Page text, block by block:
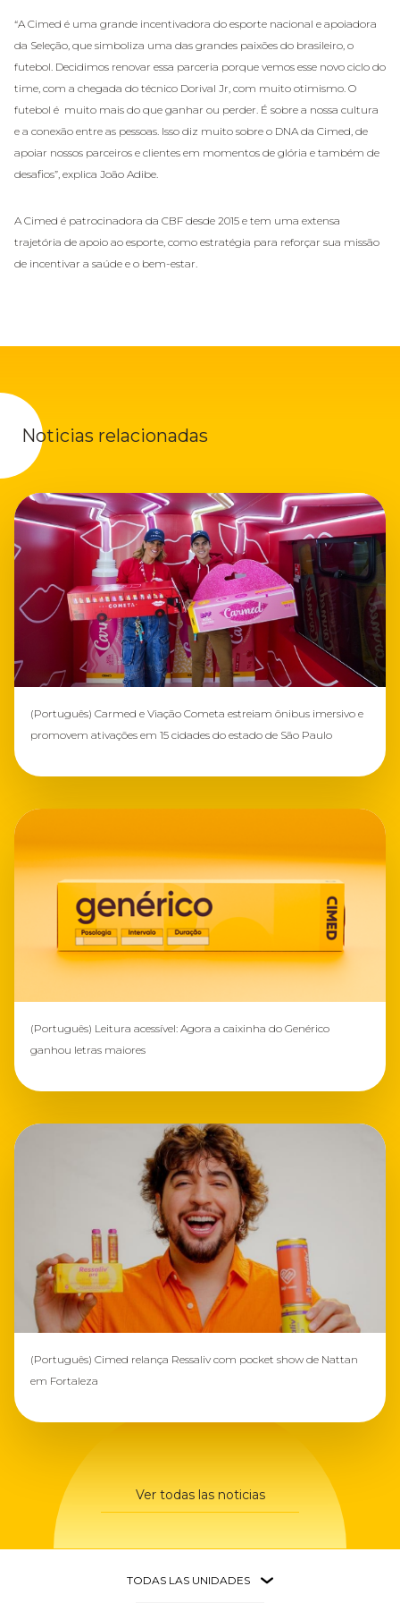
“A Cimed é uma grande incentivadora do esporte nacional e apoiadora
da Seleção, que simboliza uma das grandes paixões do brasileiro, o
futebol. Decidimos renovar essa parceria porque vemos esse novo ciclo do
time, com a chegada do técnico Dorival Jr, com muito otimismo. O
futebol é muito mais do que ganhar ou perder. É sobre a nossa cultura
e a conexão entre as pessoas. Isso diz muito sobre o DNA da Cimed, de
apoiar nossos parceiros e clientes em momentos de glória e também de
desafios”, explica João Adibe.
A Cimed é patrocinadora da CBF desde 2015 e tem uma extensa
trajetória de apoio ao esporte, como estratégia para reforçar sua missão
de incentivar a saúde e o bem-estar.
Noticias relacionadas
(Português) Carmed e Viação Cometa estreiam ônibus imersivo e
promovem ativações em 15 cidades do estado de São Paulo
(Português) Leitura acessível: Agora a caixinha do Genérico
ganhou letras maiores
(Português) Cimed relança Ressaliv com pocket show de Nattan
em Fortaleza
Ver todas las noticias
TODAS LAS UNIDADES